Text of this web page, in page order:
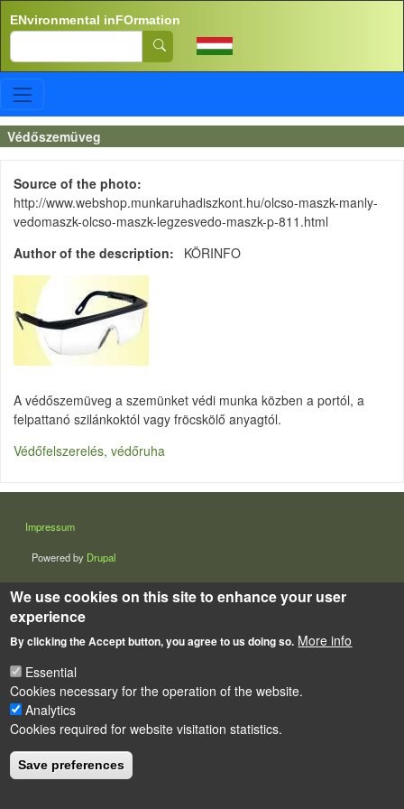
ENvironmental inFOrmation
Search
Védőszemüveg
Source of the photo
http://www.webshop.munkaruhadiszkont.hu/olcso-maszk-manly-
vedomaszk-olcso-maszk-legzesvedo-maszk-p-811.html
Author of the description
KÖRINFO
A védőszemüveg a szemünket védi munka közben a portól, a
felpattanó szilánkoktól vagy fröcskölő anyagtól.
Védőfelszerelés, védőruha
LÁBLÉC
Impressum
Powered by Drupal
We use cookies on this site to enhance your user
experience
By clicking the Accept button, you agree to us doing so. More info
Essential
Cookies necessary for the operation of the website.
Analytics
Cookies required for website visitation statistics.
Save preferences